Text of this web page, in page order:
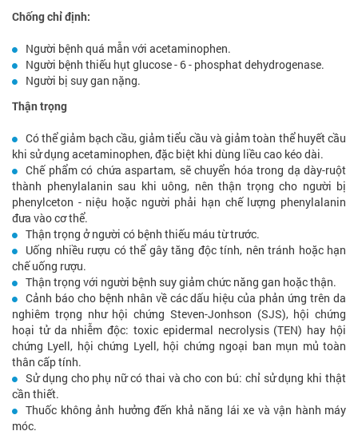
Chống chỉ định:
Người bệnh quá mẫn với acetaminophen.
Người bệnh thiếu hụt glucose - 6 - phosphat dehydrogenase.
Người bị suy gan nặng.
Thận trọng
Có thể giảm bạch cầu, giảm tiểu cầu và giảm toàn thể huyết cầu
khi sử dụng acetaminophen, đặc biệt khi dùng liều cao kéo dài.
Chế phẩm có chứa aspartam, sẽ chuyển hóa trong dạ dày-ruột
thành phenylalanin sau khi uông, nên thận trọng cho người bị
phenylceton - niệu hoặc người phải hạn chế lượng phenylalanin
đưa vào cơ thể.
Thận trọng ở người có bệnh thiếu máu từ trước.
Uống nhiều rượu có thể gây tăng độc tính, nên tránh hoặc hạn
chế uống rượu.
Thận trọng với người bệnh suy giảm chức năng gan hoặc thận.
Cảnh báo cho bệnh nhân về các dấu hiệu của phản ứng trên da
nghiêm trọng như hội chứng Steven-Jonhson (SJS), hội chứng
hoại tử da nhiễm độc: toxic epidermal necrolysis (TEN) hay hội
chứng Lyell, hội chứng Lyell, hội chứng ngoại ban mụn mủ toàn
thân cấp tính.
Sử dụng cho phụ nữ có thai và cho con bú: chỉ sử dụng khi thật
cần thiết.
Thuốc không ảnh hưởng đến khả năng lái xe và vận hành máy
móc.